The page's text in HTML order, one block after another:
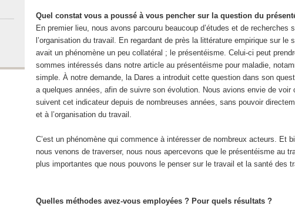
Quel constat vous a poussé à vous pencher sur la question du
En premier lieu, nous avons parcouru beaucoup d’études et de recherches
l’organisation du travail. En regardant de près la littérature empirique sur le
avait un phénomène un peu collatéral ; le présentéisme. Celui-ci peut
sommes intéressés dans notre article au présentéisme pour maladie,
simple. À notre demande, la Dares a introduit cette question dans son
a quelques années, afin de suivre son évolution. Nous avions envie de voir
suivent cet indicateur depuis de nombreuses années, sans pouvoir
et à l’organisation du travail.
C’est un phénomène qui commence à intéresser de nombreux acteurs. Et
nous venons de traverser, nous nous apercevons que le présentéisme au
plus importantes que nous pouvons le penser sur le travail et la santé des
Quelles méthodes avez-vous employées ? Pour quels résultats ?